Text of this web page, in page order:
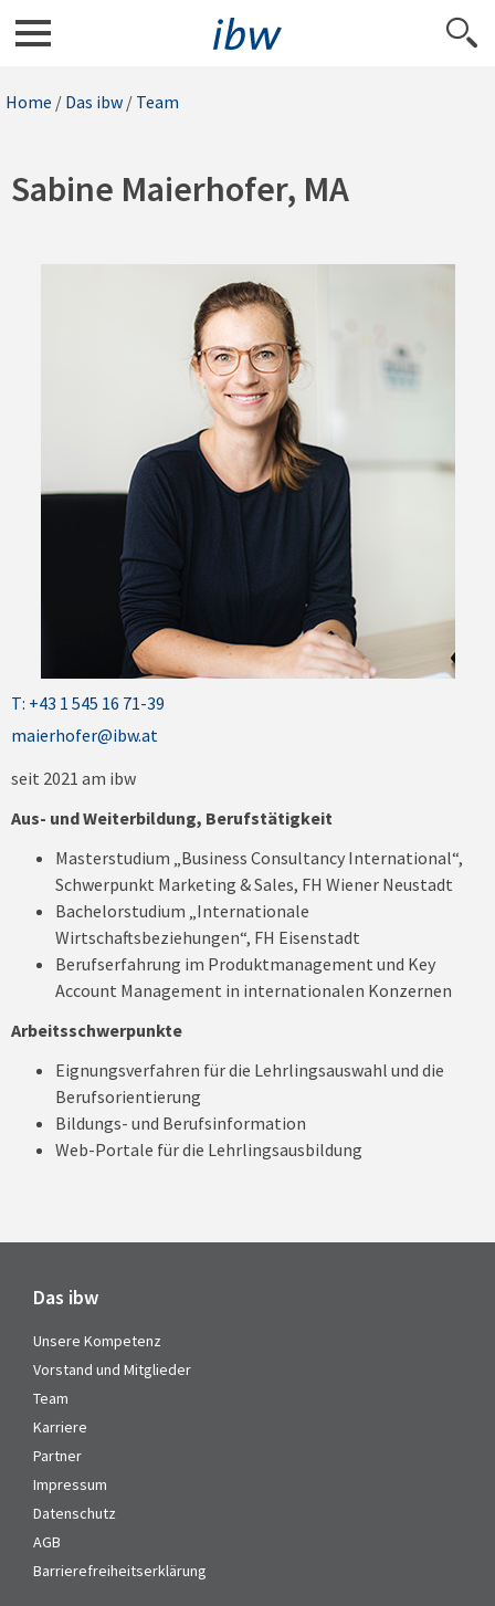
Home / Das ibw / Team
Sabine Maierhofer, MA
T: +43 1 545 16 71-39
maierhofer@ibw.at
seit 2021 am ibw
Aus- und Weiterbildung, Berufstätigkeit
Masterstudium „Business Consultancy International“,
Schwerpunkt Marketing & Sales, FH Wiener Neustadt
Bachelorstudium „Internationale
Wirtschaftsbeziehungen“, FH Eisenstadt
Berufserfahrung im Produktmanagement und Key
Account Management in internationalen Konzernen
Arbeitsschwerpunkte
Eignungsverfahren für die Lehrlingsauswahl und die
Berufsorientierung
Bildungs- und Berufsinformation
Web-Portale für die Lehrlingsausbildung
Das ibw
Unsere Kompetenz
Vorstand und Mitglieder
Team
Karriere
Partner
Impressum
Datenschutz
AGB
Barrierefreiheitserklärung